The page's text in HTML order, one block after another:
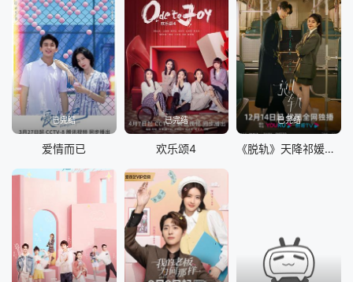
已完结
爱情而已
已完结
欢乐颂4
已完结
《脱轨》天降祁媛CP版